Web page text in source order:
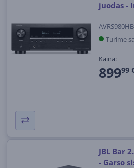
juodas -
Turime
Kaina:
89999
JBL Bar
- Garso